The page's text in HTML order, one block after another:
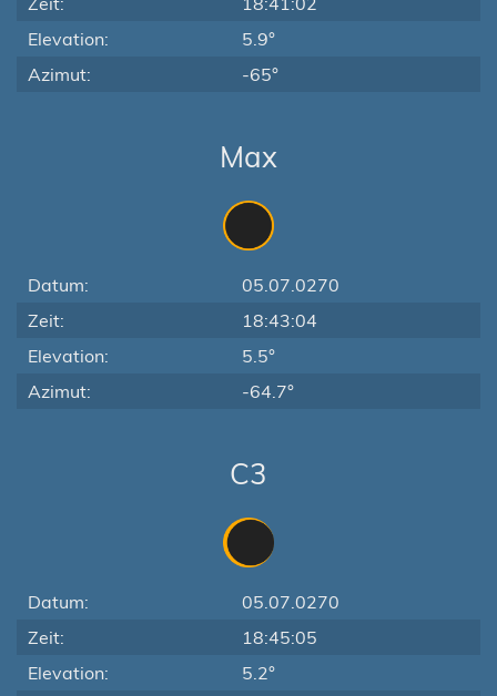
Elevation:
5.9°
Azimut:
-65°
Max
Datum:
05.07.0270
Zeit:
18:43:04
Elevation:
5.5°
Azimut:
-64.7°
C3
Datum:
05.07.0270
Zeit:
18:45:05
Elevation:
5.2°